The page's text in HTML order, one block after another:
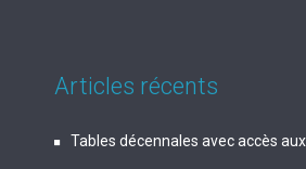
Articles récents
Tables décennales avec accès